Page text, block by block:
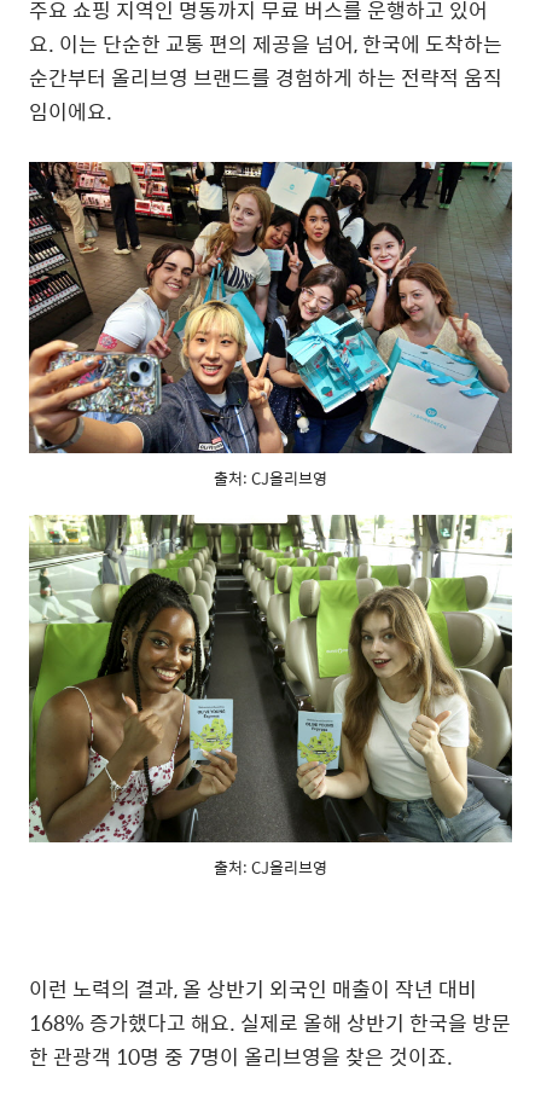
주요 쇼핑 지역인 명동까지 무료 버스를 운행하고 있어
요. 이는 단순한 교통 편의 제공을 넘어, 한국에 도착하는
순간부터 올리브영 브랜드를 경험하게 하는 전략적 움직
임이에요.
출처: CJ올리브영
출처: CJ올리브영
이런 노력의 결과, 올 상반기 외국인 매출이 작년 대비
168% 증가했다고 해요. 실제로 올해 상반기 한국을 방문
한 관광객 10명 중 7명이 올리브영을 찾은 것이죠.